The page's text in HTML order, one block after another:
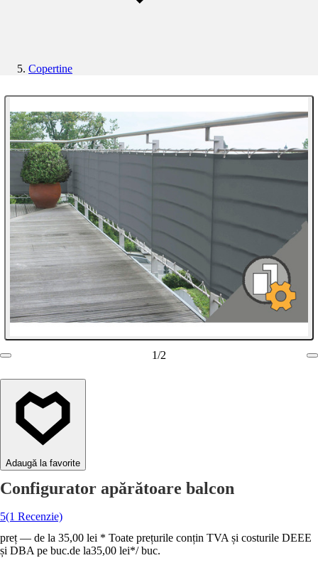
Copertine
1/2
Adaugă la favorite
Configurator apărătoare balcon
5(1 Recenzie)
preț — de la 35,00 lei * Toate prețurile conțin TVA și costurile DEEE
și DBA pe buc.de la35,00 lei*/ buc.